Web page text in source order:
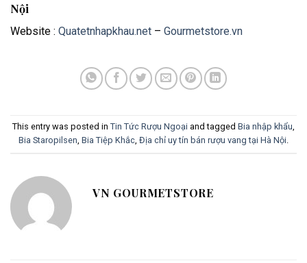
Nội
Website : Quatetnhapkhau.net – Gourmetstore.vn
This entry was posted in Tin Tức Rượu Ngoại and tagged Bia nhập khẩu,
Bia Staropilsen, Bia Tiệp Khắc, Địa chỉ uy tín bán rượu vang tại Hà Nội.
VN GOURMETSTORE